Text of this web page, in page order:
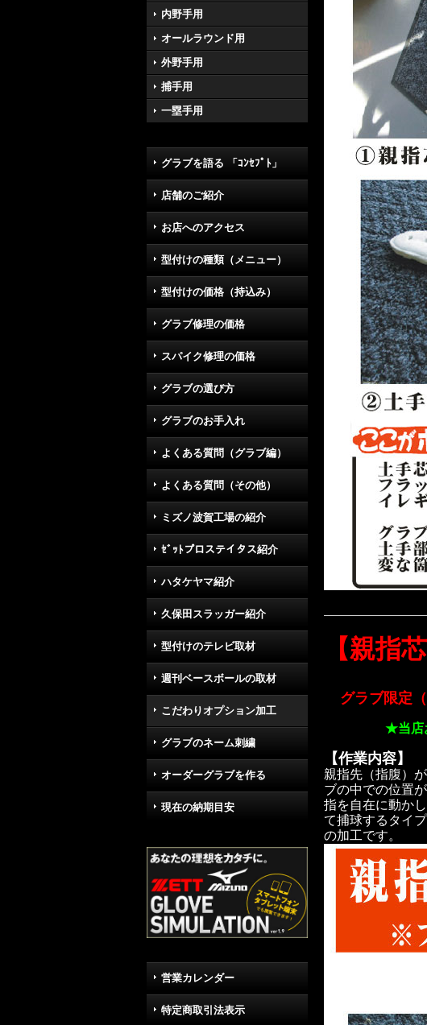
内野手用
オールラウンド用
外野手用
捕手用
一塁手用
グラブを語る 「ｺﾝｾﾌﾟﾄ」
店舗のご紹介
お店へのアクセス
型付けの種類（メニュー）
型付けの価格（持込み）
グラブ修理の価格
スパイク修理の価格
グラブの選び方
グラブのお手入れ
よくある質問（グラブ編）
よくある質問（その他）
ミズノ波賀工場の紹介
ｾﾞｯﾄプロステイタス紹介
ハタケヤマ紹介
久保田スラッガー紹介
型付けのテレビ取材
週刊ベースボールの取材
こだわりオプション加工
グラブのネーム刺繍
オーダーグラブを作る
現在の納期目安
営業カレンダー
特定商取引法表示
【親指
グラブ限定
★当店お買上
【作業内容】
親指先（指腹）
ブの中での位置
指を自在に動か
て捕球するタイ
の加工です。